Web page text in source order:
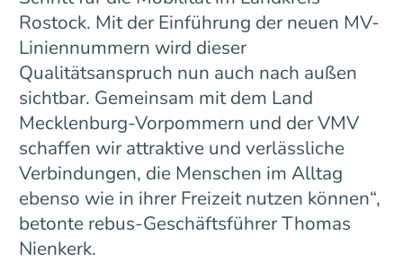
Rostock. Mit der Einführung der neuen MV-
Liniennummern wird dieser
Qualitätsanspruch nun auch nach außen
sichtbar. Gemeinsam mit dem Land
Mecklenburg-Vorpommern und der VMV
schaffen wir attraktive und verlässliche
Verbindungen, die Menschen im Alltag
ebenso wie in ihrer Freizeit nutzen können“,
betonte rebus-Geschäftsführer Thomas
Nienkerk.